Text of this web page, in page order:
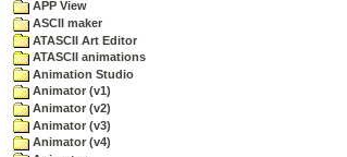
APP View
ASCII maker
ATASCII Art Editor
ATASCII animations
Animation Studio
Animator (v1)
Animator (v2)
Animator (v3)
Animator (v4)